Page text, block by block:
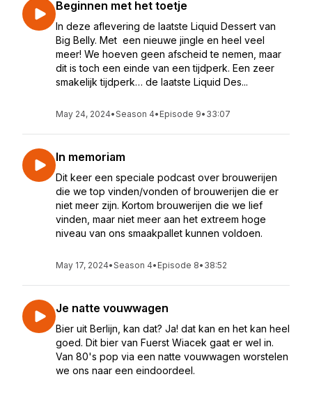
Beginnen met het toetje
In deze aflevering de laatste Liquid Dessert van
Big Belly. Met een nieuwe jingle en heel veel
meer! We hoeven geen afscheid te nemen, maar
dit is toch een einde van een tijdperk. Een zeer
smakelijk tijdperk… de laatste Liquid Des...
May 24, 2024•Season 4• Episode 9• 33:07
In memoriam
Dit keer een speciale podcast over brouwerijen
die we top vinden/vonden of brouwerijen die er
niet meer zijn. Kortom brouwerijen die we lief
vinden, maar niet meer aan het extreem hoge
niveau van ons smaakpallet kunnen voldoen.
May 17, 2024•Season 4• Episode 8• 38:52
Je natte vouwwagen
Bier uit Berlijn, kan dat? Ja! dat kan en het kan heel
goed. Dit bier van Fuerst Wiacek gaat er wel in.
Van 80's pop via een natte vouwwagen worstelen
we ons naar een eindoordeel.